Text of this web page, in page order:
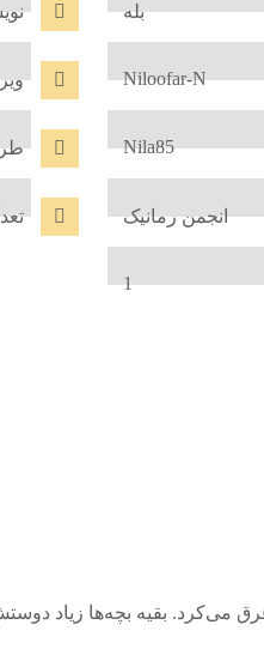
بله
Niloofar-N
Nila85
انجمن رمانیک
1
می‌کرد. بقیه بچه‌ها زیاد